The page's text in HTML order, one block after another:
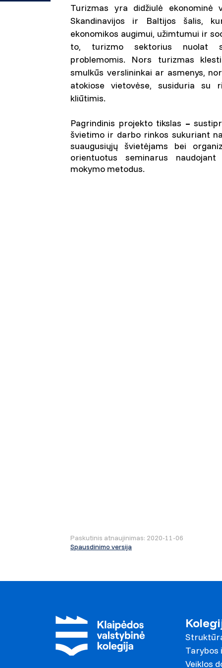
Turizmas yra didžiulė ekonominė
Skandinavijos ir Baltijos šalis,
ekonomikos augimui, užimtumui ir
to, turizmo sektorius nuolat
problemomis. Nors turizmas
smulkūs verslininkai ar asmenys,
atokiose vietovėse, susiduria su
kliūtimis.
Pagrindinis projekto tikslas –
švietimo ir darbo rinkos sukuriant
suaugusiųjų švietėjams bei
orientuotus seminarus
mokymo metodus.
Paskutinis atnaujinimas: 2020-11-06
Spausdinimo versija
Tarybos
Veiklos